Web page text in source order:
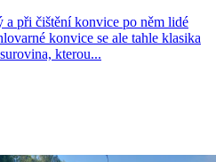
při čištění konvice po něm lidé
konvice se ale tahle klasika
kterou...